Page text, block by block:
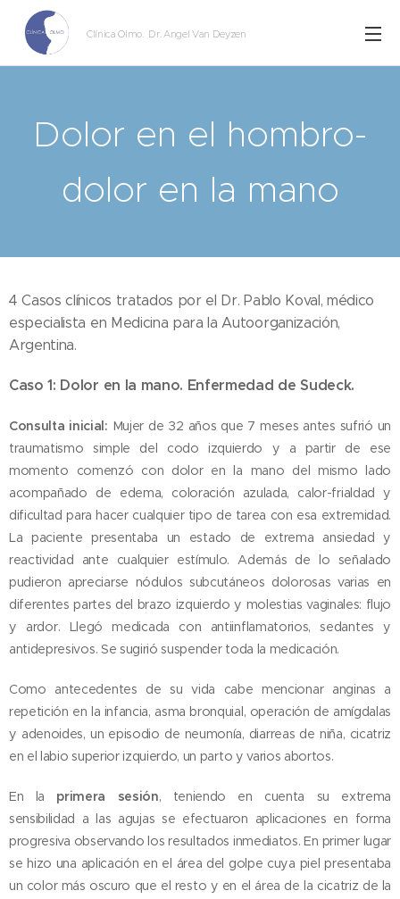
Clínica Olmo. Dr. Angel Van Deyzen
Dolor en el hombro-
dolor en la mano
4 Casos clínicos tratados por el Dr. Pablo Koval, médico
especialista en Medicina para la Autoorganización,
Argentina.
Caso 1: Dolor en la mano. Enfermedad de Sudeck.
Consulta inicial: Mujer de 32 años que 7 meses antes sufrió un
traumatismo simple del codo izquierdo y a partir de ese
momento comenzó con dolor en la mano del mismo lado
acompañado de edema, coloración azulada, calor-frialdad y
dificultad para hacer cualquier tipo de tarea con esa extremidad.
La paciente presentaba un estado de extrema ansiedad y
reactividad ante cualquier estímulo. Además de lo señalado
pudieron apreciarse nódulos subcutáneos dolorosas varias en
diferentes partes del brazo izquierdo y molestias vaginales: flujo
y ardor. Llegó medicada con antiinflamatorios, sedantes y
antidepresivos. Se sugirió suspender toda la medicación.
Como antecedentes de su vida cabe mencionar anginas a
repetición en la infancia, asma bronquial, operación de amígdalas
y adenoides, un episodio de neumonía, diarreas de niña, cicatriz
en el labio superior izquierdo, un parto y varios abortos.
En la primera sesión, teniendo en cuenta su extrema
sensibilidad a las agujas se efectuaron aplicaciones en forma
progresiva observando los resultados inmediatos. En primer lugar
se hizo una aplicación en el área del golpe cuya piel presentaba
un color más oscuro que el resto y en el área de la cicatriz de la